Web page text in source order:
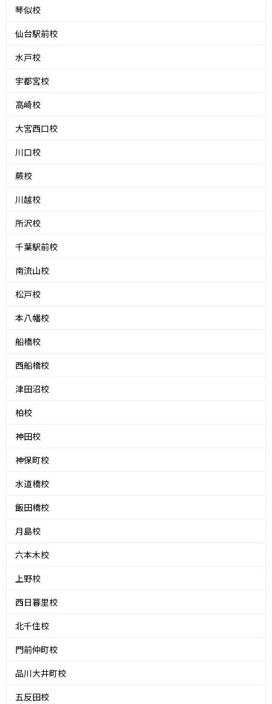
琴似校
仙台駅前校
水戸校
宇都宮校
高崎校
大宮西口校
川口校
蕨校
川越校
所沢校
千葉駅前校
南流山校
松戸校
本八幡校
船橋校
西船橋校
津田沼校
柏校
神田校
神保町校
水道橋校
飯田橋校
月島校
六本木校
上野校
西日暮里校
北千住校
門前仲町校
品川大井町校
五反田校